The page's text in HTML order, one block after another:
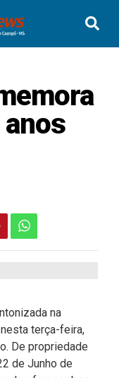
na
terça-feira,
De propriedade
de Junho de